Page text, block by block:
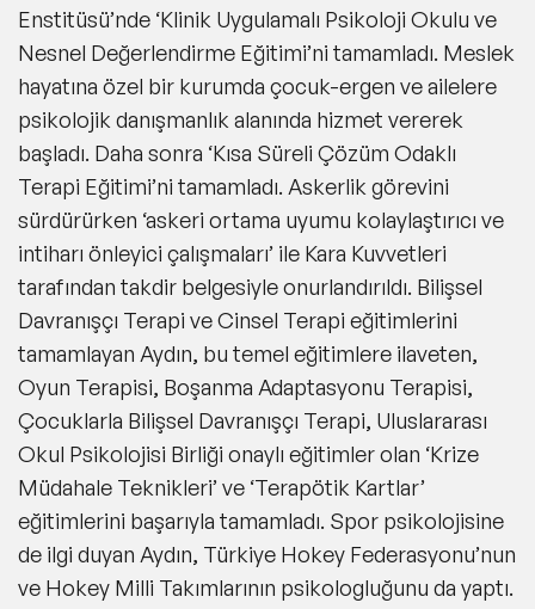
Enstitüsü’nde ‘Klinik Uygulamalı Psikoloji Okulu ve
Nesnel Değerlendirme Eğitimi’ni tamamladı. Meslek
hayatına özel bir kurumda çocuk-ergen ve ailelere
psikolojik danışmanlık alanında hizmet vererek
başladı. Daha sonra ‘Kısa Süreli Çözüm Odaklı
Terapi Eğitimi’ni tamamladı. Askerlik görevini
sürdürürken ‘askeri ortama uyumu kolaylaştırıcı ve
intiharı önleyici çalışmaları’ ile Kara Kuvvetleri
tarafından takdir belgesiyle onurlandırıldı. Bilişsel
Davranışçı Terapi ve Cinsel Terapi eğitimlerini
tamamlayan Aydın, bu temel eğitimlere ilaveten,
Oyun Terapisi, Boşanma Adaptasyonu Terapisi,
Çocuklarla Bilişsel Davranışçı Terapi, Uluslararası
Okul Psikolojisi Birliği onaylı eğitimler olan ‘Krize
Müdahale Teknikleri’ ve ‘Terapötik Kartlar’
eğitimlerini başarıyla tamamladı. Spor psikolojisine
de ilgi duyan Aydın, Türkiye Hokey Federasyonu’nun
ve Hokey Milli Takımlarının psikologluğunu da yaptı.